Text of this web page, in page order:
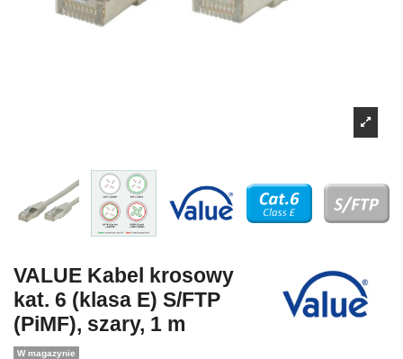
VALUE Kabel krosowy
kat. 6 (klasa E) S/FTP
(PiMF), szary, 1 m
W magazynie